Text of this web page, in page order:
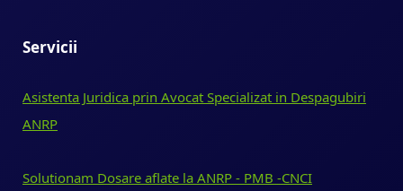
Servicii
Asistenta Juridica prin Avocat Specializat in Despagubiri
ANRP
Solutionam Dosare aflate la ANRP - PMB -CNCI